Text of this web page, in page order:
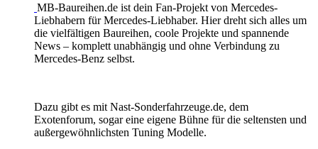
MB-Baureihen.de ist dein Fan-Projekt von Mercedes-
Liebhabern für Mercedes-Liebhaber. Hier dreht sich alles um
die vielfältigen Baureihen, coole Projekte und spannende
News – komplett unabhängig und ohne Verbindung zu
Mercedes-Benz selbst.
Dazu gibt es mit Nast-Sonderfahrzeuge.de, dem
Exotenforum, sogar eine eigene Bühne für die seltensten und
außergewöhnlichsten Tuning Modelle.